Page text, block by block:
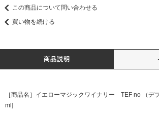
この商品について問い合わせる
買い物を続ける
商品説明
［商品名］イエローマジックワイナリー TEF no （デ
ml]